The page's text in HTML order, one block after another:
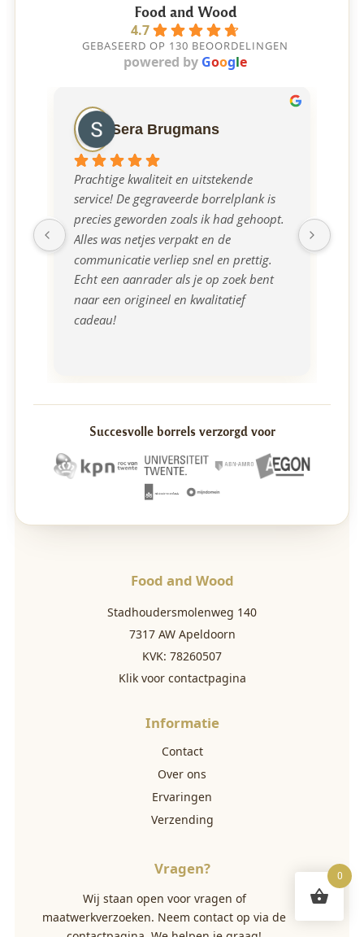
Food and Wood
4.7
GEBASEERD OP 130 BEOORDELINGEN
powered by Google
Sera Brugmans
Prachtige kwaliteit en uitstekende
service! De gegraveerde borrelplank is
precies geworden zoals ik had gehoopt.
Alles was netjes verpakt en de
communicatie verliep snel en prettig.
Echt een aanrader als je op zoek bent
naar een origineel en kwalitatief
cadeau!
Succesvolle borrels verzorgd voor
Food and Wood
Stadhoudersmolenweg 140
7317 AW Apeldoorn
KVK: 78260507
Klik voor contactpagina
Informatie
Contact
Over ons
Ervaringen
Verzending
Vragen?
Wij staan open voor vragen of
maatwerkverzoeken. Neem contact op via de
0